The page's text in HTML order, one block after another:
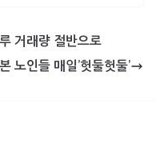
거래량 절반으로
노인들 매일’헛둘헛둘’